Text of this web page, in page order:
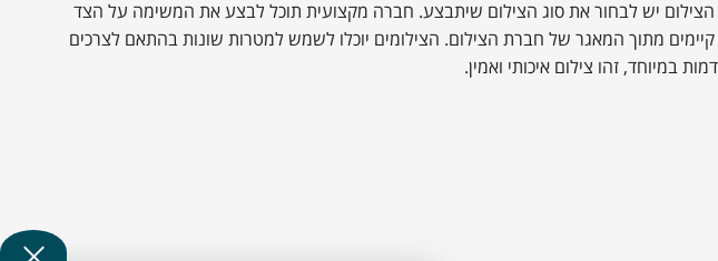
הצילום יש לבחור את סוג הצילום שיתבצע. חברה מקצועית תוכל לבצע את המשימה על הצד
קיימים מתוך המאגר של חברת הצילום. הצילומים יוכלו לשמש למטרות שונות בהתאם לצרכים
במיוחד, זהו צילום איכותי ואמין.